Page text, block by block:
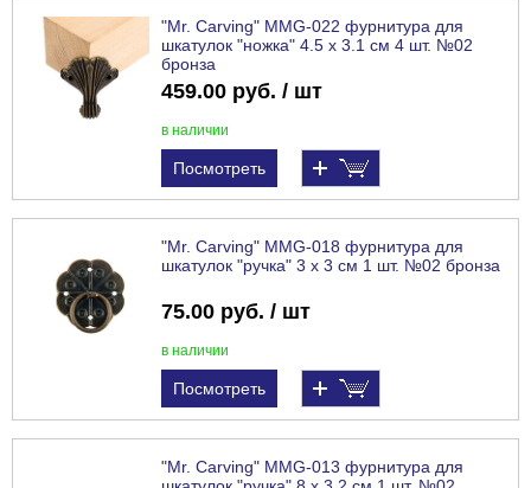
"Mr. Carving" MMG-022 фурнитура для
шкатулок "ножка" 4.5 x 3.1 см 4 шт. №02
бронза
459.00 руб. / шт
в наличии
Посмотреть
"Mr. Carving" MMG-018 фурнитура для
шкатулок "ручка" 3 x 3 см 1 шт. №02 бронза
75.00 руб. / шт
в наличии
Посмотреть
"Mr. Carving" MMG-013 фурнитура для